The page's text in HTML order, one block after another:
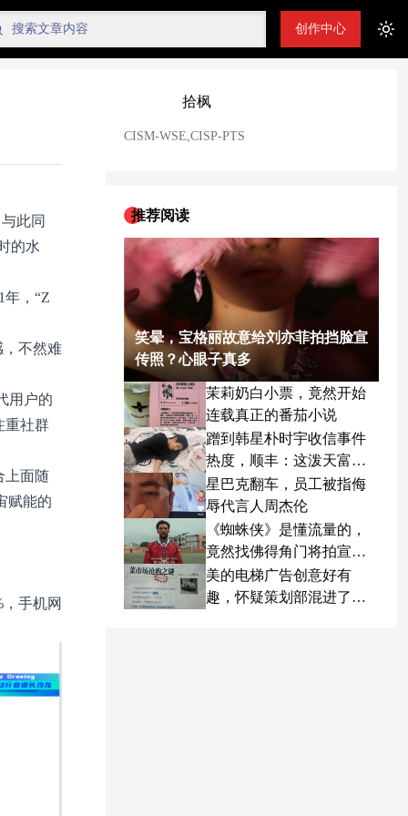
创作中心
此同
的水
年，“Z
，不然难
用户的
重社群
上面随
赋能的
手机网
拾枫
CISM-WSE,CISP-PTS
推荐阅读
笑晕，宝格丽故意给刘亦菲拍挡脸宣
传照？心眼子真多
茉莉奶白小票，竟然开始
连载真正的番茄小说
蹭到韩星朴时宇收信事件
热度，顺丰：这泼天富贵
终于轮到我了
星巴克翻车，员工被指侮
辱代言人周杰伦
《蜘蛛侠》是懂流量的，
竟然找佛得角门将拍宣传
片
美的电梯广告创意好有
趣，怀疑策划部混进了天